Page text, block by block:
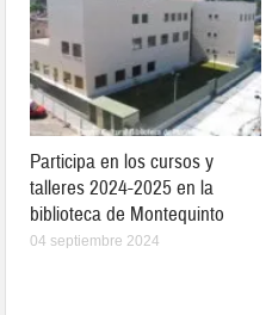
Participa en los cursos y
talleres 2024-2025 en la
biblioteca de Montequinto
04 septiembre 2024